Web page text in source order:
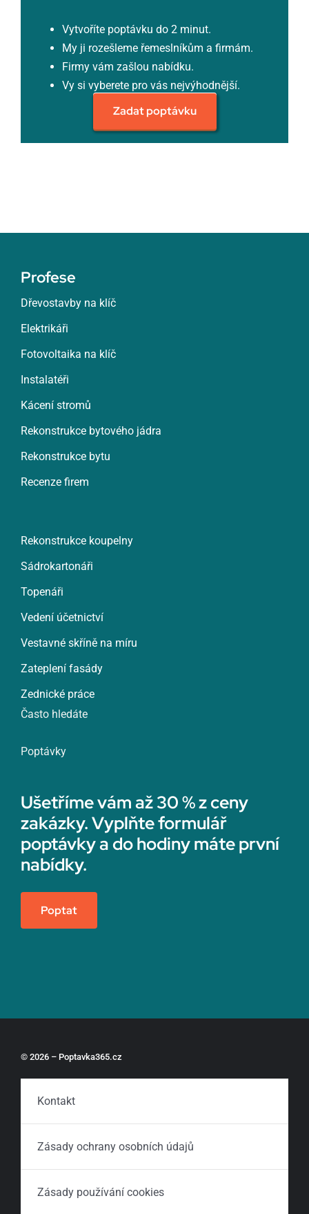
Vytvoříte poptávku do 2 minut.
My ji rozešleme řemeslníkům a firmám.
Firmy vám zašlou nabídku.
Vy si vyberete pro vás nejvýhodnější.
Zadat poptávku
Profese
Dřevostavby na klíč
Elektrikáři
Fotovoltaika na klíč
Instalatéři
Kácení stromů
Rekonstrukce bytového jádra
Rekonstrukce bytu
Recenze firem
Rekonstrukce koupelny
Sádrokartonáři
Topenáři
Vedení účetnictví
Vestavné skříně na míru
Zateplení fasády
Zednické práce
Často hledáte
Poptávky
Ušetříme vám až 30 % z ceny
zakázky. Vyplňte formulář
poptávky a do hodiny máte první
nabídky.
Poptat
© 2026 – Poptavka365.cz
Kontakt
Zásady ochrany osobních údajů
Zásady používání cookies